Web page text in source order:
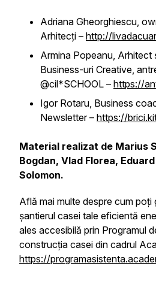
Adriana Gheorghiescu,
Arhitecți – http://
Armina Popeanu, Arhitect
Business-uri Creative,
@cil*SCHOOL – https://
Igor Rotaru, Business
Newsletter – https://
Material realizat de Marius
Bogdan, Vlad Florea,
Solomon.
Află mai multe despre cum poți
șantierul casei tale eficientă
ales accesibilă prin Programul
construcția casei din cadrul
https://